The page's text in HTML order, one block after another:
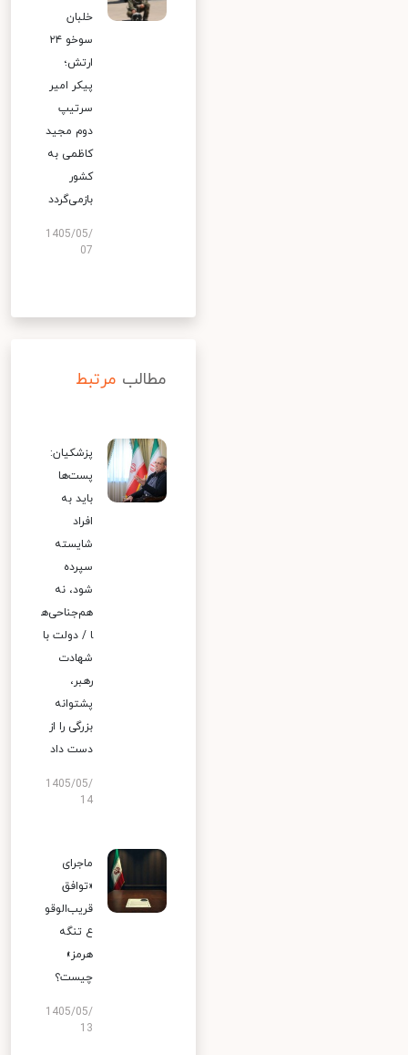
خلبان
سوخو ۲۴
ارتش؛
پیکر امیر
سرتیپ
دوم مجید
کاظمی به
کشور
بازمی‌گردد
1405/05/
07
مطالب مرتبط
پزشکیان:
پست‌ها
باید به
افراد
شایسته
سپرده
شود، نه
هم‌جناحی‌ه
ا / دولت با
شهادت
رهبر،
پشتوانه
بزرگی را از
دست داد
1405/05/
14
ماجرای
«توافق
قریب‌الوقو
ع تنگه
هرمز»
چیست؟
1405/05/
13